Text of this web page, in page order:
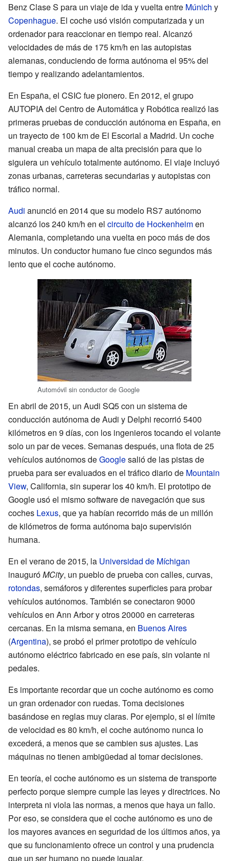
Benz Clase S para un viaje de ida y vuelta entre Múnich y
Copenhague. El coche usó visión computarizada y un
ordenador para reaccionar en tiempo real. Alcanzó
velocidades de más de 175 km/h en las autopistas
alemanas, conduciendo de forma autónoma el 95% del
tiempo y realizando adelantamientos.
En España, el CSIC fue pionero. En 2012, el grupo
AUTOPIA del Centro de Automática y Robótica realizó las
primeras pruebas de conducción autónoma en España, en
un trayecto de 100 km de El Escorial a Madrid. Un coche
manual creaba un mapa de alta precisión para que lo
siguiera un vehículo totalmente autónomo. El viaje incluyó
zonas urbanas, carreteras secundarias y autopistas con
tráfico normal.
Audi anunció en 2014 que su modelo RS7 autónomo
alcanzó los 240 km/h en el circuito de Hockenheimen
Alemania, completando una vuelta en poco más de dos
minutos. Un conductor humano fue cinco segundos más
lento que el coche autónomo.
Automóvil sin conductor de Google
En abril de 2015, un Audi SQ5 con un sistema de
conducción autónoma de Audi y Delphi recorrió 5400
kilómetros en 9 días, con los ingenieros tocando el volante
solo un par de veces. Semanas después, una flota de 25
vehículos autónomos deGooglesalió de las pistas de
prueba para ser evaluados en el tráfico diario de Mountain
View, California, sin superar los 40 km/h. El prototipo de
Google usó el mismo software de navegación que sus
coches Lexus, que ya habían recorrido más de un millón
de kilómetros de forma autónoma bajo supervisión
humana.
En el verano de 2015, la Universidad de Míchigan
inauguróMCity, un pueblo de prueba con calles, curvas,
rotondas, semáforos y diferentes superficies para probar
vehículos autónomos. También se conectaron 9000
vehículos en Ann Arbor y otros 20000 en carreteras
cercanas. En la misma semana, en Buenos Aires
(Argentina), se probó el primer prototipo de vehículo
autónomo eléctrico fabricado en ese país, sin volante ni
pedales.
Es importante recordar que un coche autónomo es como
un gran ordenador con ruedas. Toma decisiones
basándose en reglas muy claras. Por ejemplo, si el límite
de velocidad es 80 km/h, el coche autónomo nunca lo
excederá, a menos que se cambien sus ajustes. Las
máquinas no tienen ambigüedad al tomar decisiones.
En teoría, el coche autónomo es un sistema de transporte
perfecto porque siempre cumple las leyes y directrices. No
interpreta ni viola las normas, a menos que haya un fallo.
Por eso, se considera que el coche autónomo es uno de
los mayores avances en seguridad de los últimos años, ya
que su funcionamiento ofrece un control y una prudencia
que un ser humano no puede igualar.